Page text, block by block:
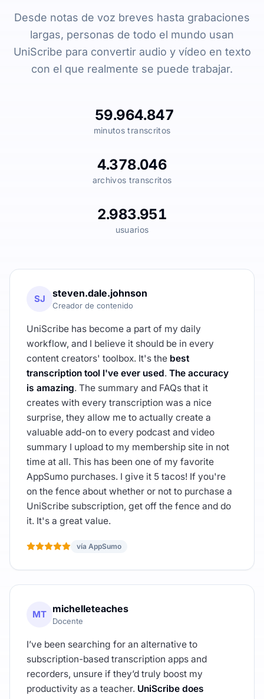
Desde notas de voz breves hasta grabaciones
largas, personas de todo el mundo usan
UniScribe para convertir audio y vídeo en texto
con el que realmente se puede trabajar.
59.964.847
minutos transcritos
4.378.046
archivos transcritos
2.983.951
usuarios
SJ steven.dale.johnson
Creador de contenido
UniScribe has become a part of my daily
workflow, and I believe it should be in every
content creators' toolbox. It's the best
transcription tool I've ever used. The accuracy
is amazing. The summary and FAQs that it
creates with every transcription was a nice
surprise, they allow me to actually create a
valuable add-on to every podcast and video
summary I upload to my membership site in not
time at all. This has been one of my favorite
AppSumo purchases. I give it 5 tacos! If you're
on the fence about whether or not to purchase a
UniScribe subscription, get off the fence and do
it. It's a great value.
vía AppSumo
MT michelleteaches
Docente
I’ve been searching for an alternative to
subscription-based transcription apps and
recorders, unsure if they’d truly boost my
productivity as a teacher. UniScribe does